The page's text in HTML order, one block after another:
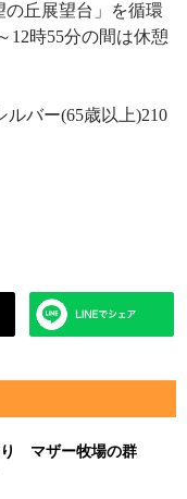
の丘展望台」を循環
12時55分の間は休憩
ルバー(65歳以上)210
り マザー牧場の群